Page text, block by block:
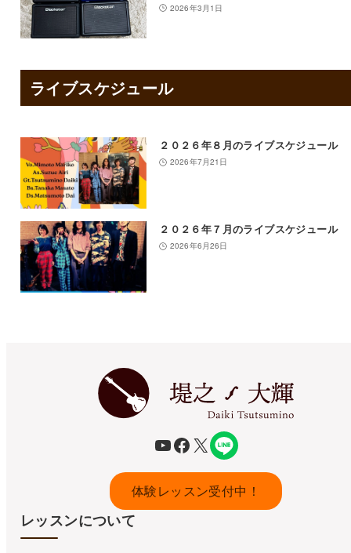
2026年3月1日
ライブスケジュール
２０２６年８月のライブスケジュール
2026年7月21日
２０２６年７月のライブスケジュール
2026年6月26日
YouTube
Facebook
X
体験レッスン受付中！
レッスンについて